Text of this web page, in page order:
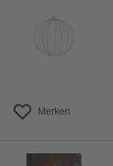
Merken